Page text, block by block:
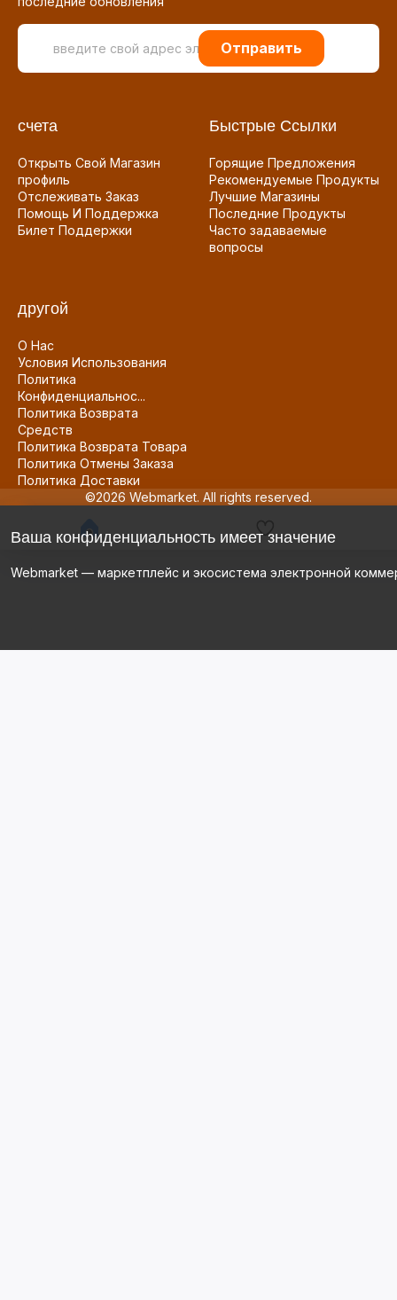
Отправить
счета
Открыть Свой Магазин
профиль
Отслеживать Заказ
Помощь И Поддержка
Билет Поддержки
Быстрые Ссылки
Горящие Предложения
Рекомендуемые Продукты
Лучшие Магазины
Последние Продукты
Часто задаваемые
вопросы
другой
О Нас
Условия Использования
Политика
Конфиденциальнос...
Политика Возврата
Средств
Политика Возврата Товара
Политика Отмены Заказа
Политика Доставки
©2026 Webmarket. All rights reserved.
Ваша конфиденциальность имеет значение
Webmarket — маркетплейс и экосистема электронной